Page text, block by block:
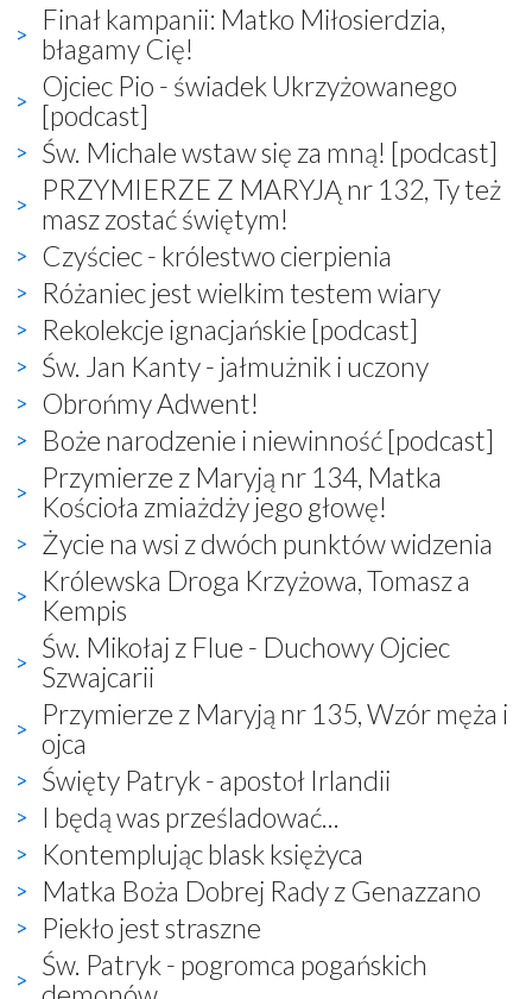
Finał kampanii: Matko Miłosierdzia,
błagamy Cię!
Ojciec Pio - świadek Ukrzyżowanego
[podcast]
Św. Michale wstaw się za mną! [podcast]
PRZYMIERZE Z MARYJĄ nr 132, Ty też
masz zostać świętym!
Czyściec - królestwo cierpienia
Różaniec jest wielkim testem wiary
Rekolekcje ignacjańskie [podcast]
Św. Jan Kanty - jałmużnik i uczony
Obrońmy Adwent!
Boże narodzenie i niewinność [podcast]
Przymierze z Maryją nr 134, Matka
Kościoła zmiażdży jego głowę!
Życie na wsi z dwóch punktów widzenia
Królewska Droga Krzyżowa, Tomasz a
Kempis
Św. Mikołaj z Flue - Duchowy Ojciec
Szwajcarii
Przymierze z Maryją nr 135, Wzór męża i
ojca
Święty Patryk - apostoł Irlandii
I będą was prześladować...
Kontemplując blask księżyca
Matka Boża Dobrej Rady z Genazzano
Piekło jest straszne
Św. Patryk - pogromca pogańskich